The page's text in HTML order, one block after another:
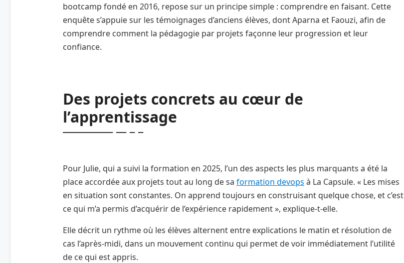
bootcamp fondé en 2016, repose sur un principe simple : comprendre en faisant. Cette
enquête s’appuie sur les témoignages d’anciens élèves, dont Aparna et Faouzi, afin de
comprendre comment la pédagogie par projets façonne leur progression et leur
confiance.
Des projets concrets au cœur de
l’apprentissage
Pour Julie, qui a suivi la formation en 2025, l’un des aspects les plus marquants a été la
place accordée aux projets tout au long de sa formation devops à La Capsule. « Les mises
en situation sont constantes. On apprend toujours en construisant quelque chose, et c’est
ce qui m’a permis d’acquérir de l’expérience rapidement », explique-t-elle.
Elle décrit un rythme où les élèves alternent entre explications le matin et résolution de
cas l’après-midi, dans un mouvement continu qui permet de voir immédiatement l’utilité
de ce qui est appris.